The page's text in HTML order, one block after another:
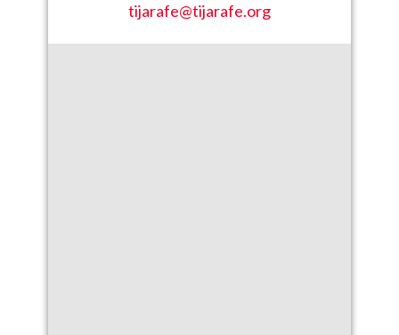
tijarafe@tijarafe.org